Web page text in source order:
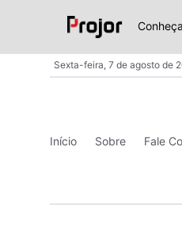
Sexta-feira, 7 de agosto de
Início Sobre Fale